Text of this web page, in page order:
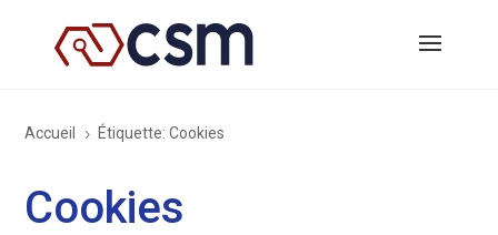
Accueil 5 Étiquette: Cookies
Cookies